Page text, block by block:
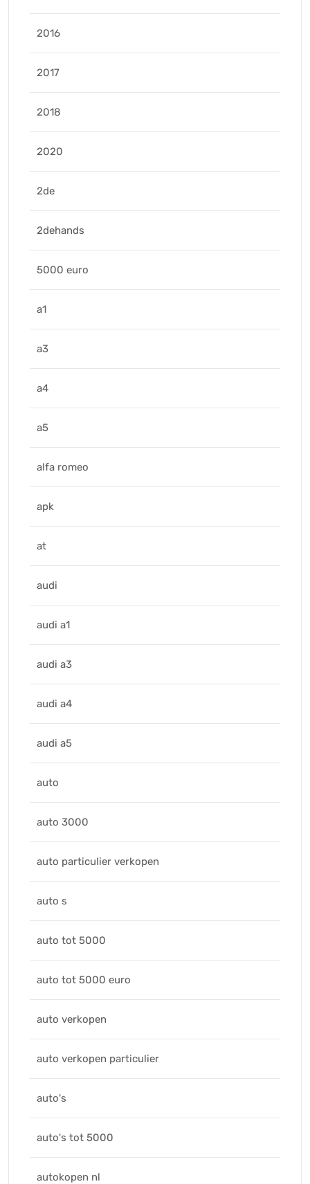
2016
2017
2018
2020
2de
2dehands
5000 euro
a1
a3
a4
a5
alfa romeo
apk
at
audi
audi a1
audi a3
audi a4
audi a5
auto
auto 3000
auto particulier verkopen
auto s
auto tot 5000
auto tot 5000 euro
auto verkopen
auto verkopen particulier
auto's
auto's tot 5000
autokopen nl